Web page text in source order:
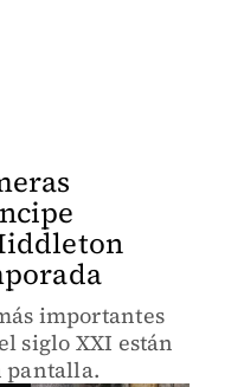
importantes
siglo XXI están
pantalla.